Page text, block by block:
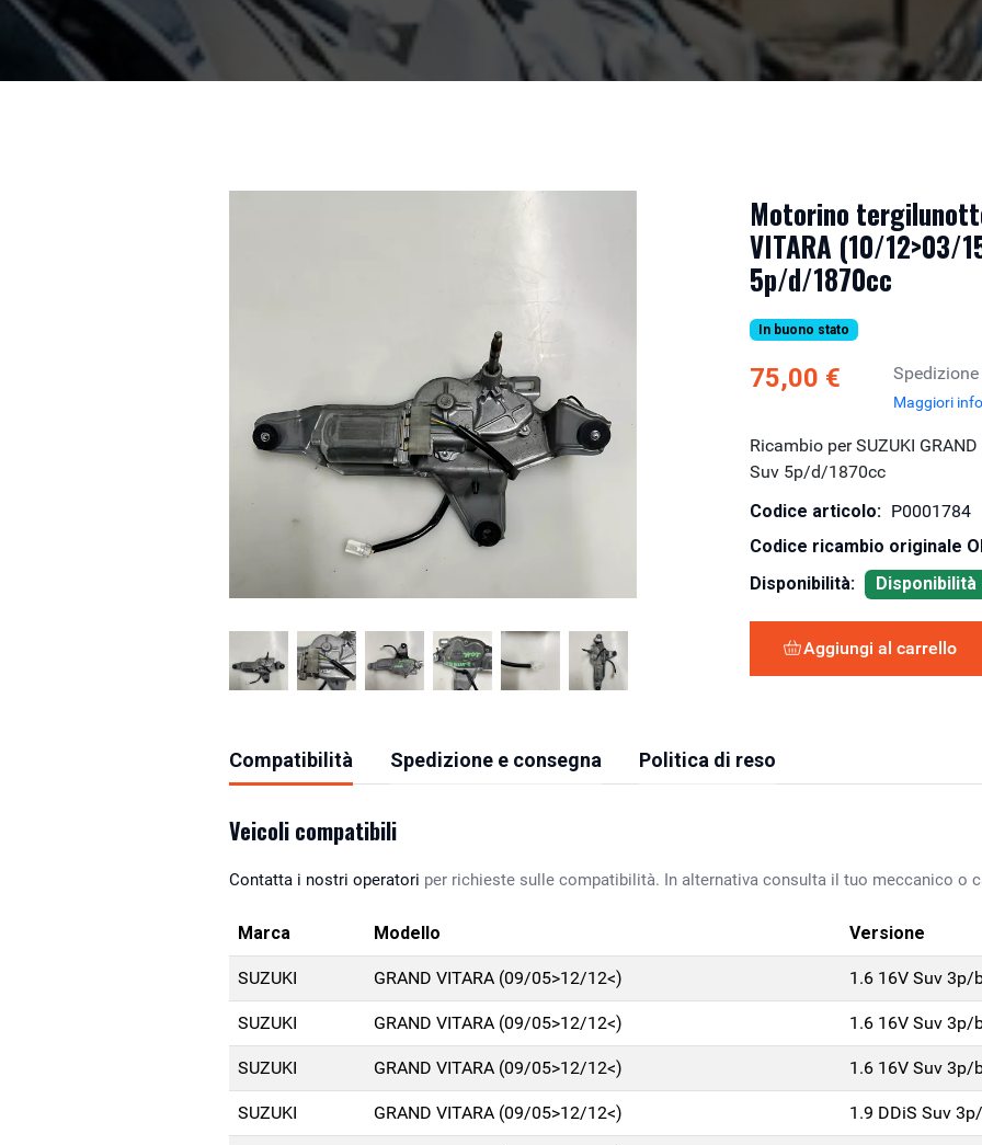
Motorino
VITARA (10/12>03/
5p/d/1870cc
In buono stato
75,00 €
Maggiori
Ricambio per SUZUKI
Suv 5p/d/1870cc
Codice articolo: P0001784
Codice ricambio originale
Disponibilità:
Aggiungi al carrello
Compatibilità Spedizione e consegna Politica di reso
Veicoli compatibili
Contatta i nostri operatori per richieste sulle compatibilità. In alternativa consulta il tuo meccanico o
Marca Modello Versione
SUZUKI GRAND VITARA (09/05>12/12<) 1.6 16V Suv 3p/
SUZUKI GRAND VITARA (09/05>12/12<) 1.6 16V Suv 3p/
SUZUKI GRAND VITARA (09/05>12/12<) 1.6 16V Suv 3p/
SUZUKI GRAND VITARA (09/05>12/12<) 1.9 DDiS Suv